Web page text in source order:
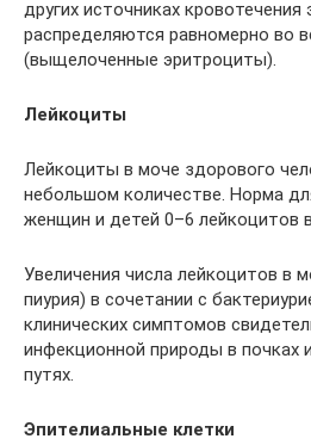
других источниках
распределяются равномерно во
(выщелоченные эритроциты).
Лейкоциты
Лейкоциты в моче здорового
небольшом количестве. Норма
женщин и детей 0–6 лейкоцитов
Увеличения числа лейкоцитов в
пиурия) в сочетании с
клинических симптомов
инфекционной природы в почках
путях.
Эпителиальные клетки